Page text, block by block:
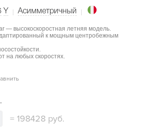
Y Асимметричный
— высокоскоростная летняя модель.
к мощным центробежным
на любых скоростях.
=198428 руб.